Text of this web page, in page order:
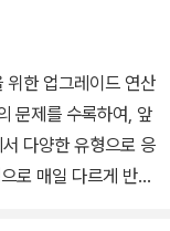
위한 업그레이드 연산
문제를 수록하여, 앞
다양한 유형으로 응
로 매일 다르게 반복